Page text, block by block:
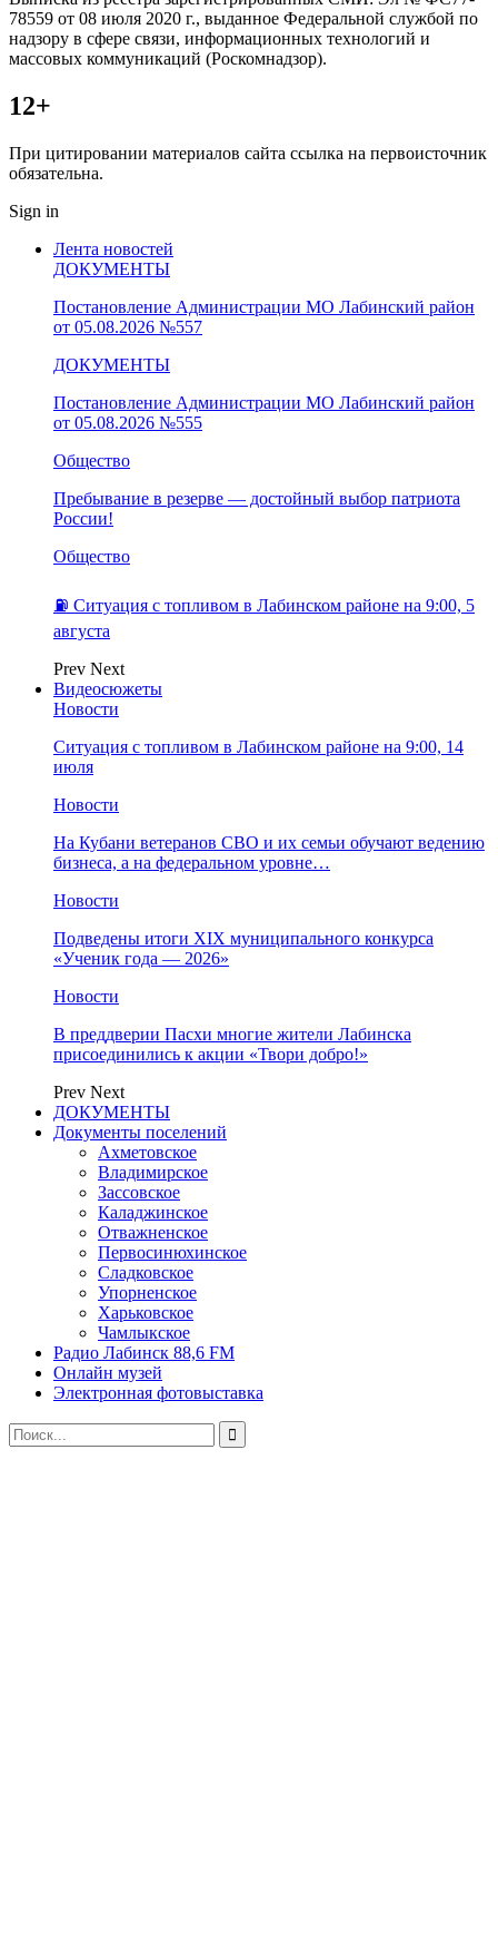
78559 от 08 июля 2020 г., выданное Федеральной службой по
надзору в сфере связи, информационных технологий и
массовых коммуникаций (Роскомнадзор).
12+
При цитировании материалов сайта ссылка на первоисточник
обязательна.
Sign in
Лента новостей
ДОКУМЕНТЫ
Постановление Администрации МО Лабинский район
от 05.08.2026 №557
ДОКУМЕНТЫ
Постановление Администрации МО Лабинский район
от 05.08.2026 №555
Общество
Пребывание в резерве — достойный выбор патриота
России!
Общество
⛽️ Ситуация с топливом в Лабинском районе на 9:00, 5
августа
Prev Next
Видеосюжеты
Новости
Ситуация с топливом в Лабинском районе на 9:00, 14
июля
Новости
На Кубани ветеранов СВО и их семьи обучают ведению
бизнеса, а на федеральном уровне…
Новости
Подведены итоги XIX муниципального конкурса
«Ученик года — 2026»
Новости
В преддверии Пасхи многие жители Лабинска
присоединились к акции «Твори добро!»
Prev Next
ДОКУМЕНТЫ
Документы поселений
Ахметовское
Владимирское
Зассовское
Каладжинское
Отважненское
Первосинюхинское
Сладковское
Упорненское
Харьковское
Чамлыкское
Радио Лабинск 88,6 FM
Онлайн музей
Электронная фотовыставка